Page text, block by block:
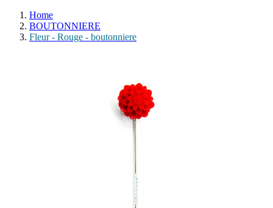
Home
BOUTONNIERE
Fleur - Rouge - boutonniere